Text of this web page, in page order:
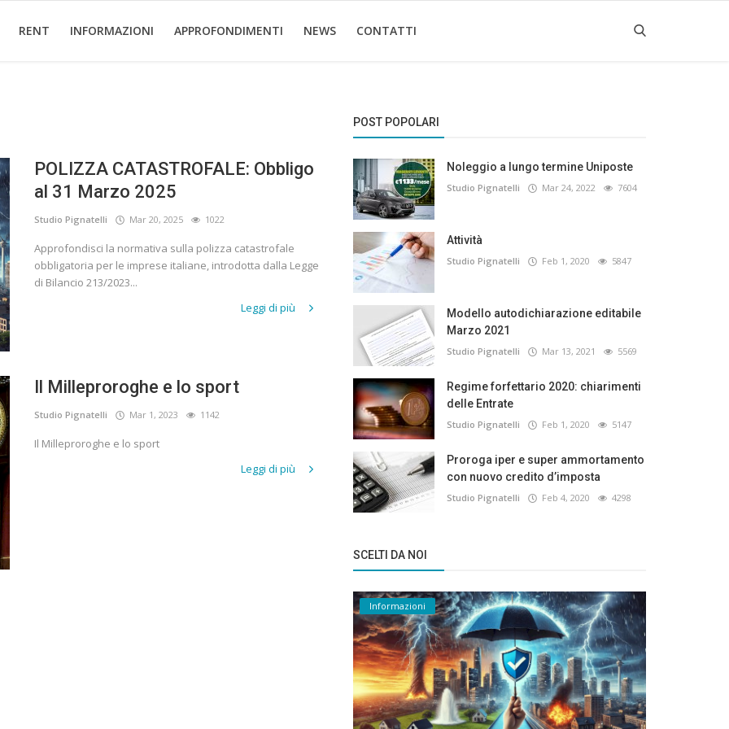
RENT INFORMAZIONI APPROFONDIMENTI NEWS CONTATTI
POLIZZA CATASTROFALE: Obbligo
al 31 Marzo 2025
Studio Pignatelli Mar 20, 2025 1022
Approfondisci la normativa sulla polizza catastrofale
obbligatoria per le imprese italiane, introdotta dalla Legge
di Bilancio 213/2023...
Leggi di più
Il Milleproroghe e lo sport
Studio Pignatelli Mar 1, 2023 1142
Il Milleproroghe e lo sport
Leggi di più
POST POPOLARI
Noleggio a lungo termine Uniposte
Studio Pignatelli Mar 24, 2022 7604
Attività
Studio Pignatelli Feb 1, 2020 5847
Modello autodichiarazione editabile
Marzo 2021
Studio Pignatelli Mar 13, 2021 5569
Regime forfettario 2020: chiarimenti
delle Entrate
Studio Pignatelli Feb 1, 2020 5147
Proroga iper e super ammortamento
con nuovo credito d’imposta
Studio Pignatelli Feb 4, 2020 4298
SCELTI DA NOI
Informazioni